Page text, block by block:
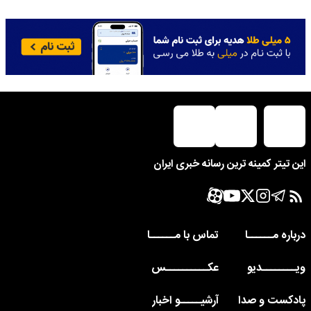
این تیتر کمینه ترین رسانه خبری ایران
درباره مــــــا
تماس با مــــــا
ویــــــــدیو
عکــــــــــس
پادکست و صدا
آرشیـــــو اخبار